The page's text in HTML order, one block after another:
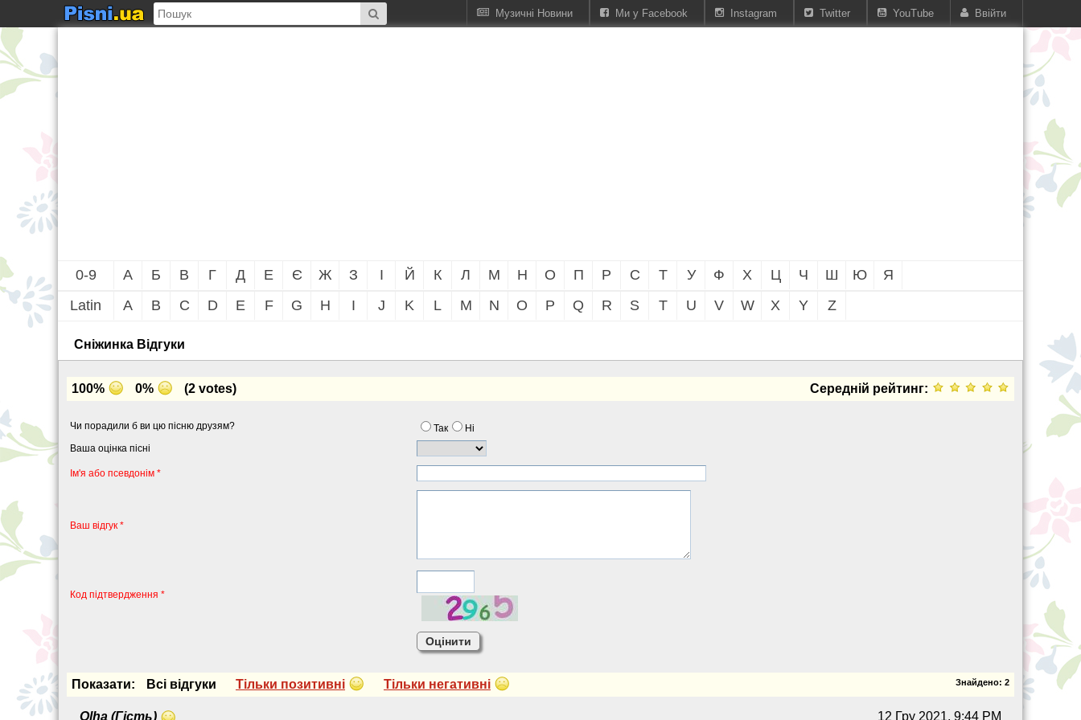
Ввійти
YouTube
Twitter
Instagram
Ми у Facebook
Музичні Новини
0-9 А Б В Г Д Е Є Ж З І Й К Л М Н О П Р С Т У Ф Х Ц Ч Ш Ю
Я
Latin
A B C D E F G H I J K L M N O P Q R S T U V W X Y Z
Сніжинка Вiдгуки
Середній рейтинг:
100% 0% (2 votes)
Чи порадили б ви цю пісню друзям? Так
Нi
Ваша оцінка пісні
Iм'я або псевдонiм *
Ваш відгук *
Код підтвердження *
Знайдено: 2
Показати: Всi вiдгуки Тiльки позитивнi Тiльки негативнi
12 Гру 2021, 9:44 PM
Olha (Гість)